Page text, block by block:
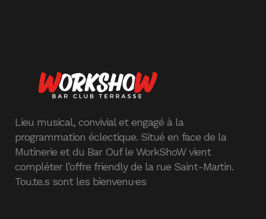
Lieu musical, convivial et engagé à la
programmation éclectique. Situé en face de la
Mutinerie et du Bar Ouf le WorkShoW vient
compléter l’offre friendly de la rue Saint-Martin.
Tou.te.s sont les bienvenu·es